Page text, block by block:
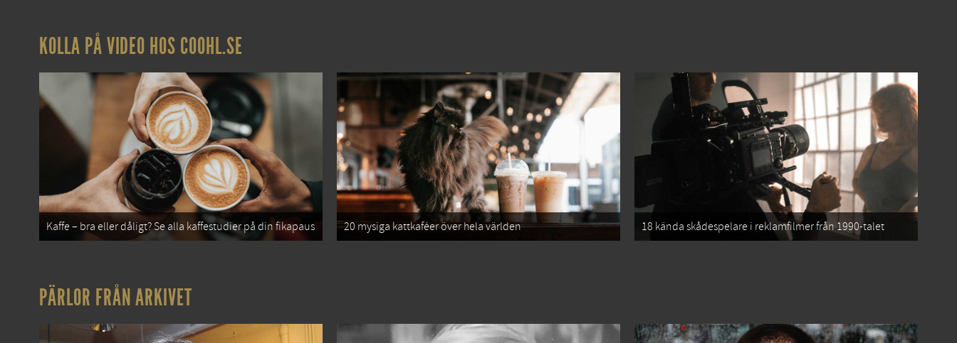
KOLLA PÅ VIDEO HOS COOHL.SE
Kaffe – bra eller dåligt? Se alla kaffestudier på din fikapaus 20 mysiga kattkaféer över hela världen 18 kända skådespelare i reklamfilmer från 1990-talet
PÄRLOR FRÅN ARKIVET